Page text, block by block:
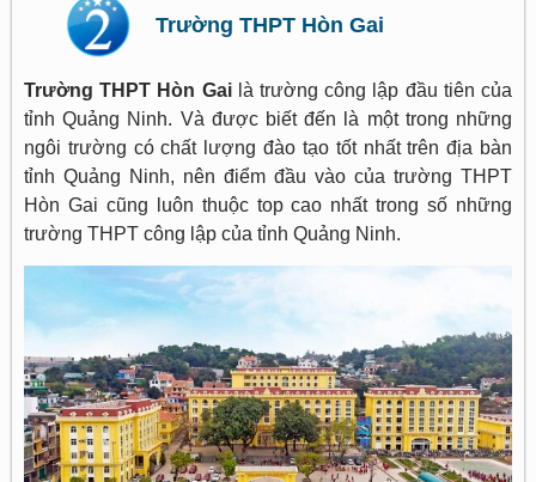
Trường THPT Hòn Gai
Trường THPT Hòn Gai là trường công lập đầu tiên của
tỉnh Quảng Ninh. Và được biết đến là một trong những
ngôi trường có chất lượng đào tạo tốt nhất trên địa bàn
tỉnh Quảng Ninh, nên điểm đầu vào của trường THPT
Hòn Gai cũng luôn thuộc top cao nhất trong số những
trường THPT công lập của tỉnh Quảng Ninh.